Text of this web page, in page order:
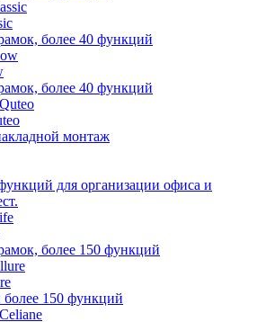
более 40 функций
более 40 функций
монтаж
для организации офиса и
более 150 функций
более 150 функций